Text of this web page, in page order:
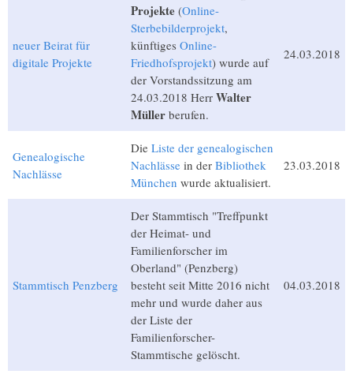
neuer Beirat für
digitale Projekte
Projekte (Online-
Sterbebilderprojekt,
künftiges Online-
Friedhofsprojekt) wurde auf
der Vorstandssitzung am
24.03.2018 Herr Walter
Müller berufen.
24.03.2018
Genealogische
Nachlässe
Die Liste der genealogischen
Nachlässe in der Bibliothek
München wurde aktualisiert.
23.03.2018
Stammtisch Penzberg
Der Stammtisch "Treffpunkt
der Heimat- und
Familienforscher im
Oberland" (Penzberg)
besteht seit Mitte 2016 nicht
mehr und wurde daher aus
der Liste der
Familienforscher-
Stammtische gelöscht.
04.03.2018